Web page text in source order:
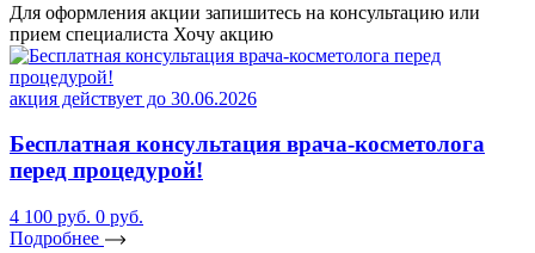
Для оформления акции запишитесь на консультацию или
прием специалиста Хочу акцию
акция действует до 30.06.2026
Бесплатная консультация врача-косметолога
перед процедурой!
4 100 руб. 0 руб.
Подробнее